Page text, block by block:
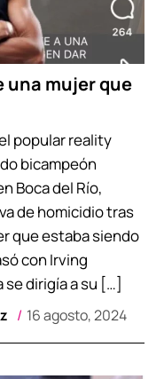
una mujer que
16 agosto, 2024
popular reality
bicampeón
Boca del Río,
de homicidio tras
que estaba siendo
con Irving
se dirigía a su […]